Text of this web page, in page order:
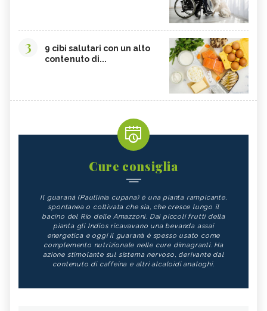
3
9 cibi salutari con un alto
contenuto di...
Cure consiglia
Il guaranà (Paullinia cupana) è una pianta rampicante,
spontanea o coltivata che sia, che cresce lungo il
bacino del Rio delle Amazzoni. Dai piccoli frutti della
pianta gli Indios ricavavano una bevanda assai
energetica e oggi il guaranà è spesso usato come
complemento nutrizionale nelle cure dimagranti. Ha
azione stimolante sul sistema nervoso, derivante dal
contenuto di caffeina e altri alcaloidi analoghi.